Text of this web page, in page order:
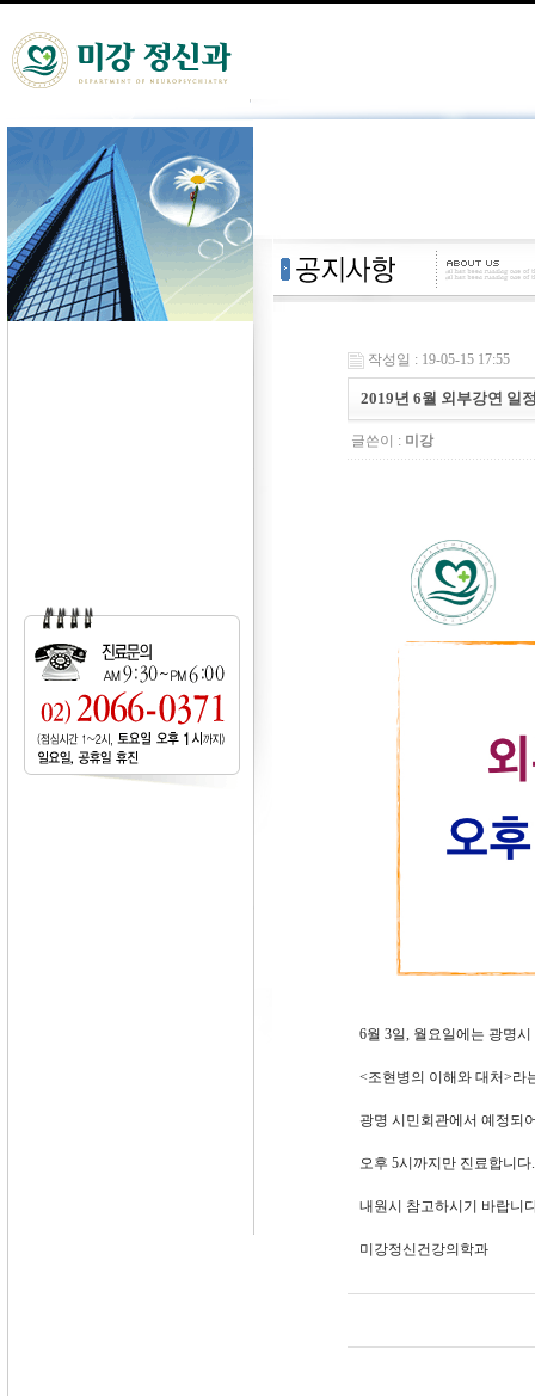
작성일 : 19-05-15 17:55
2019년 6월 외부강연 일
글쓴이 : 미강
6월 3일, 월요일에는 광명
<조현병의 이해와 대처>라
광명 시민회관에서 예정되
오후 5시까지만 진료합니다.
내원시 참고하시기 바랍니
미강정신건강의학과